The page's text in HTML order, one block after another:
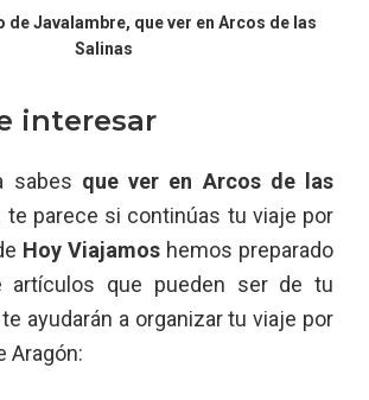
de Javalambre, que ver en Arcos de las
Salinas
interesar
sabes que ver en Arcos de las
te parece si continúas tu viaje por
Hoy Viajamos hemos preparado
artículos que pueden ser de tu
ayudarán a organizar tu viaje por
Aragón: